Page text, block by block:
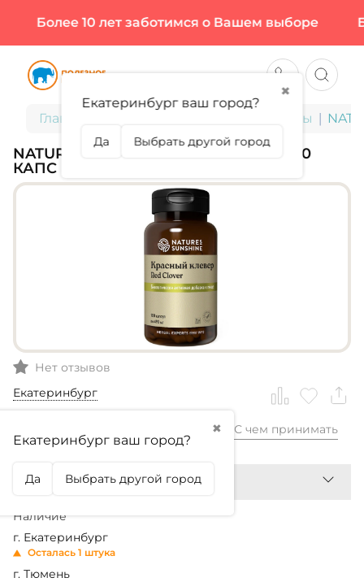
Более 10 лет заботимся о Вашем выборе
Главная БАДы для здоровья и красоты
NATURE'S SUNSHINE, RED CLOVER, 100
КАПС (50 ПОРЦИЙ)
Нет отзывов
Екатеринбург
✖
Екатеринбург ваш город?
Да Выбрать другой город
1 345,99₽ С чем принимать
Наличие
г. Екатеринбург
Осталась 1 штука
г. Тюмень
✖
Екатеринбург ваш город?
Да Выбрать другой город